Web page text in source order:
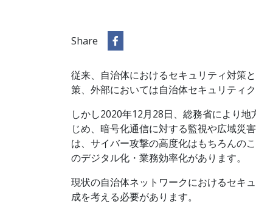
Share
従来、自治体におけるセキュリティ対策
策、外部においては自治体セキュリティ
しかし2020年12月28日、総務省により
じめ、暗号化通信に対する監視や広域災
は、サイバー攻撃の高度化はもちろんの
のデジタル化・業務効率化があります。
現状の自治体ネットワークにおけるセキ
成を考える必要があります。